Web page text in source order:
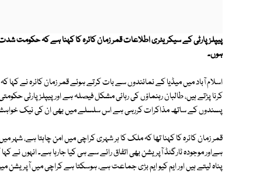
پیپلز پارٹی کے سیکریٹری اطلاعات قمر زمان کائرہ کا کہنا ہے کہ
ہوں۔
اسلام آباد میں میڈیا کے نمائندوں سے بات کرتے ہوئے قمر زمان کائرہ نے
کرنا پڑتے ہیں، طالبان رہنماؤں کی رہائی مشکل فیصلہ ہے اور پیپلز
پسندوں کے ساتھ مذاکرات کررہی ہے اس سلسلے میں بھی ان کی نیک
قمر زمان کائرہ کا کہنا تھا کہ ملک کا ہر شہری کراچی میں امن چاہتا ہے،
ہےاور موجودہ ٹارگٹڈ آپریشن بھی اتفاق رائے سے ہی کیا جارہا ہے۔ انہوں
پناہ لیتے ہیں اور ایم کیو ایم بڑی جماعت ہے، ہوسکتا ہے کراچی میں